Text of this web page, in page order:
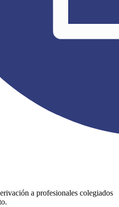
a profesionales colegiados